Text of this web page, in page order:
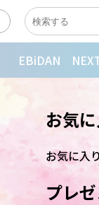
EBiDAN
お気
お気に入
プレ